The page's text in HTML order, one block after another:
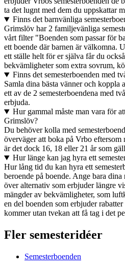
ta det lugnt med dem du uppskattar
Finns det barnvänliga
Grimslöv har 2 familjevänliga
vårt filter "Boenden som passar för
ett boende där barnen är välkomna.
ett ställe helt för er själva får du
bekvämligheter som extra sovrum,
Finns det semesterboenden med
Samla dina bästa vänner och
ett av de 2 semesterboendena med
erbjuda.
Hur gammal måste man vara för
Grimslöv?
Du behöver kolla med
överväger att boka på Vrbo
är det dock 16, 18 eller 21 år som
Hur länge kan jag hyra ett
Hur lång tid du kan hyra ett
beroende på boende. Ange bara dina
över alternativ som erbjuder längre
mängder av bekvämligheter, som
en del boenden som erbjuder
kommer utan tvekan att få tag i det
Fler semesteridéer
Semesterboenden